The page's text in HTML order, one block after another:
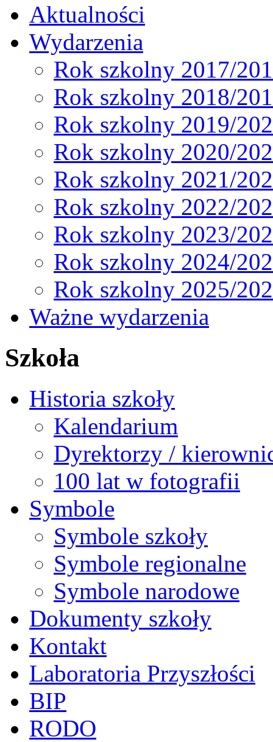
Aktualności
Wydarzenia
Rok szkolny 2017/
Rok szkolny 2018/
Rok szkolny 2019/
Rok szkolny 2020/
Rok szkolny 2021/
Rok szkolny 2022/
Rok szkolny 2023/
Rok szkolny 2024/
Rok szkolny 2025/
Ważne wydarzenia
Szkoła
Historia szkoły
Kalendarium
Dyrektorzy /
100 lat w fotografii
Symbole
Symbole szkoły
Symbole regionalne
Symbole narodowe
Dokumenty szkoły
Kontakt
Laboratoria Przyszłości
BIP
RODO